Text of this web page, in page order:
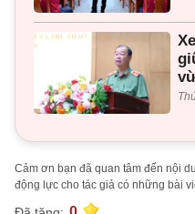
Cảm ơn bạn đã quan tâm đến nội
động lực cho tác giả có những bài